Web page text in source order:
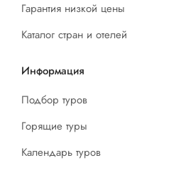
Гарантия низкой цены
Каталог стран и отелей
Информация
Подбор туров
Горящие туры
Календарь туров